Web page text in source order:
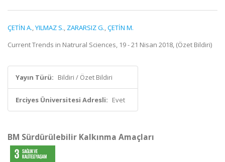
ÇETİN A.,YILMAZ S., ZARARSIZ G.,ÇETİN M.
Current Trends in Natrural Sciences, 19 - 21 Nisan 2018, (Özet Bildiri)
Yayın Türü: Bildiri / Özet Bildiri
Erciyes Üniversitesi Adresli: Evet
BM Sürdürülebilir Kalkınma Amaçları